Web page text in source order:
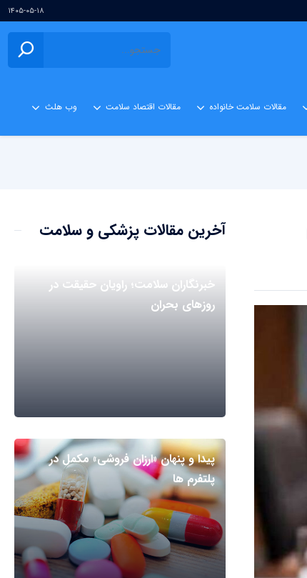
۱۴۰۵-۰۵-۱۸
مقالات سلامت خانواده مقالات اقتصاد سلامت وب هلث
آخرین مقالات پزشکی و سلامت
خبرنگاران سلامت؛ راویان حقیقت در
روزهای بحران
پیدا و پنهان «ارزان فروشی» مکمل در
پلتفرم ها